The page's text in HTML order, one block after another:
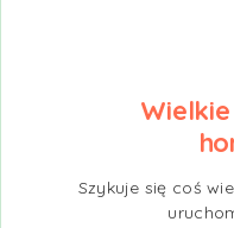
Szykuje się coś